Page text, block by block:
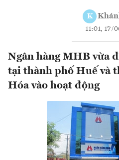
K
11:01, 17/
Ngân hàng MHB vừa
tại thành phố Huế và
Hóa vào hoạt động